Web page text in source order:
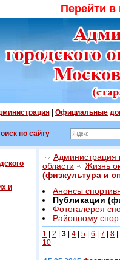
Перейти
| Официальные
по сайту
и
Администрация
области
Жизнь
(физкультура и
Анонсы
Публикации
Фотогалерея
Районному
1 2 3 4 5 6 7 8
10